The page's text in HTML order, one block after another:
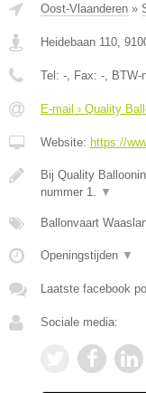
Oost-Vlaanderen »
Heidebaan 110
Tel: - , Fax: - , BTW-
E-mail › Quality
Website: https://
Bij Quality
nummer 1.
▼
Ballonvaart
Openingstijden ▼
Laatste facebook
Sociale media: